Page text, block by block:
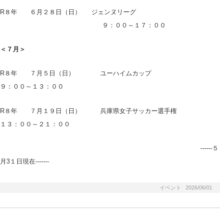
R８年 ６月２８日（日） ジェンヌリーグ
９：００～１７：００
＜７月＞
R８年 ７月５日（日） ユーハイムカップ
９：００～１３：００
R８年 ７月１９日（日） 兵庫県女子サッカー選手権
１３：００～２１：００
------５
月3１日現在-------
イベント 2026/06/01